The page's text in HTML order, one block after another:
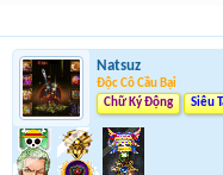
Natsuz
Độc Cô Cầu Bại
Chữ Ký Động
Siêu